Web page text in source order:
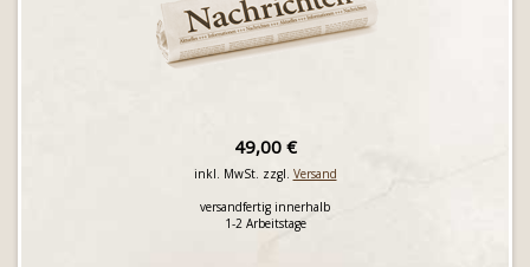
49,00 €
inkl. MwSt. zzgl. Versand
versandfertig innerhalb
1-2 Arbeitstage